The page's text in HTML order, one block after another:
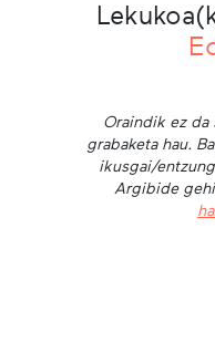
Oraindik ez da
grabaketa hau.
ikusgai/
Argibide